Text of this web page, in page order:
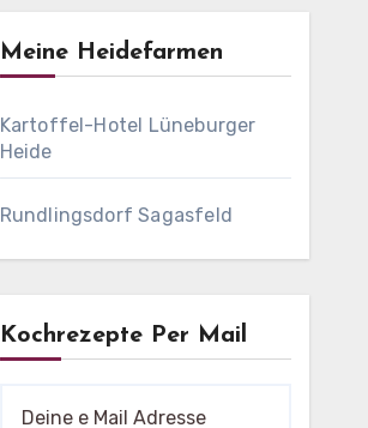
Meine Heidefarmen
Kartoffel-Hotel Lüneburger
Heide
Rundlingsdorf Sagasfeld
Kochrezepte Per Mail